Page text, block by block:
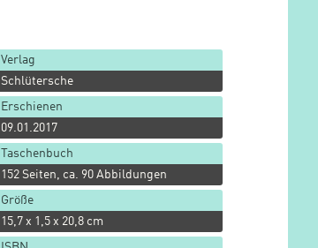
Verlag
Schlütersche
Erschienen
09.01.2017
Taschenbuch
152 Seiten, ca. 90 Abbildungen
Größe
15,7 x 1,5 x 20,8 cm